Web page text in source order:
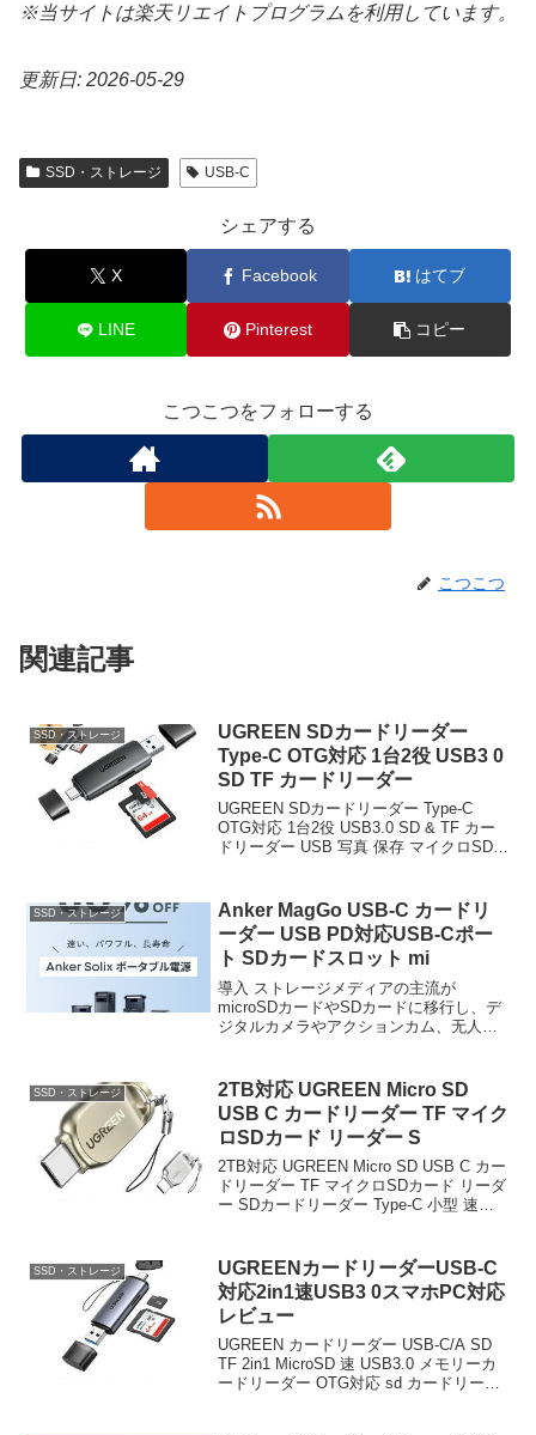
※当サイトは楽天リエイトプログラムを利用しています。
更新日: 2026-05-29
SSD・ストレージ USB-C
シェアする
X Facebook はてブ
LINE Pinterest コピー
こつこつをフォローする
こつこつ
関連記事
SSD・ストレージ
UGREEN SDカードリーダー
Type-C OTG対応 1台2役 USB3 0
SD TF カードリーダー
UGREEN SDカードリーダー Type-C
OTG対応 1台2役 USB3.0 SD & TF カー
ドリーダー USB 写真 保存 マイクロSDカ
Androi...
SSD・ストレージ
Anker MagGo USB-C カードリ
ーダー USB PD対応USB-Cポー
ト SDカードスロット mi
導入 ストレージメディアの主流が
microSDカードやSDカードに移行し、デ
ジタルカメラやアクションカム、无人机
マートフォンとカードリーダー 确保する
ことは、コンテ...
SSD・ストレージ
2TB対応 UGREEN Micro SD
USB C カードリーダー TF マイク
ロSDカード リーダー S
2TB対応 UGREEN Micro SD USB C カー
ドリーダー TF マイクロSDカード リーダ
ー SDカードリーダー Type-C 小型 速転
SSD・ストレージ
UGREENカードリーダーUSB-C
対応2in1速USB3 0スマホPC対応
レビュー
UGREEN カードリーダー USB-C/A SD
TF 2in1 MicroSD 速 USB3.0 メモリーカ
ードリーダー OTG対応 sd カードリーダ